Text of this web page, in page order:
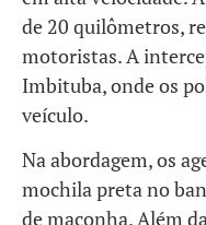
de 20 quilômetros,
motoristas. A
Imbituba, onde os
veículo.
Na abordagem, os
mochila preta no
de maconha. Além